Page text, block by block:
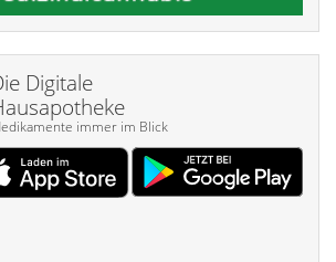
Digitale
immer im Blick